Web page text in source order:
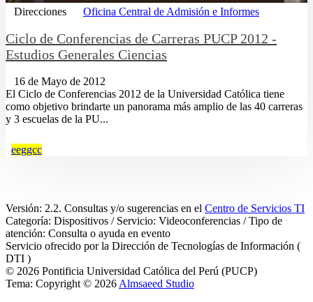
Direcciones Oficina Central de Admisión e Informes
Ciclo de Conferencias de Carreras PUCP 2012 -
Estudios Generales Ciencias
16 de Mayo de 2012
El Ciclo de Conferencias 2012 de la Universidad Católica tiene
como objetivo brindarte un panorama más amplio de las 40 carreras
y 3 escuelas de la PU...
eeggcc
Versión: 2.2. Consultas y/o sugerencias en el Centro de Servicios TI
Categoría: Dispositivos / Servicio: Videoconferencias / Tipo de
atención: Consulta o ayuda en evento
Servicio ofrecido por la Dirección de Tecnologías de Información (
DTI )
© 2026 Pontificia Universidad Católica del Perú (PUCP)
Tema: Copyright © 2026 Almsaeed Studio